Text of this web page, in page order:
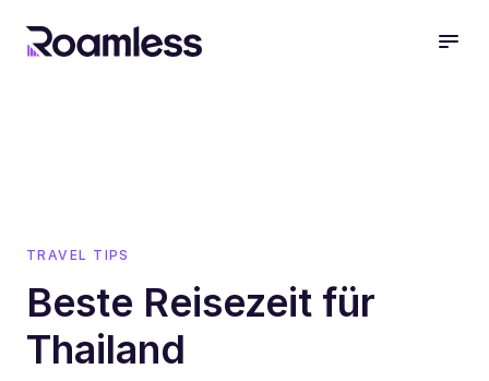
TRAVEL TIPS
Beste Reisezeit für
Thailand